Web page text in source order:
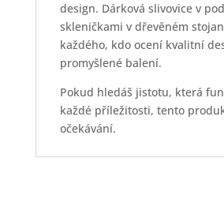
design. Dárková slivovice v
skleničkami v dřevěném
každého, kdo ocení kvalitní
promyšlené balení.
Pokud hledáš jistotu, která
každé příležitosti, tento
očekávání.